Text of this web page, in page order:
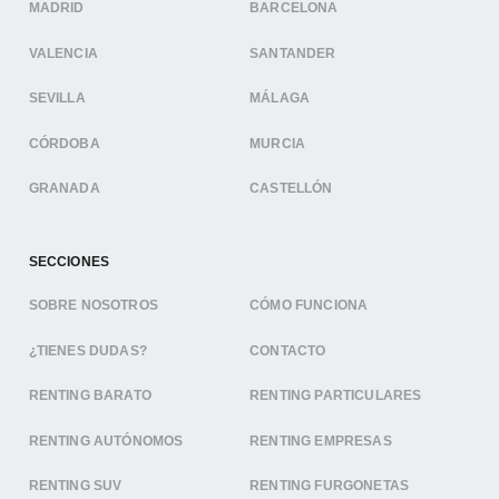
MADRID BARCELONA
VALENCIA SANTANDER
SEVILLA MÁLAGA
CÓRDOBA MURCIA
GRANADA CASTELLÓN
SECCIONES
SOBRE NOSOTROS CÓMO FUNCIONA
¿TIENES DUDAS? CONTACTO
RENTING BARATO RENTING PARTICULARES
RENTING AUTÓNOMOS RENTING EMPRESAS
RENTING SUV RENTING FURGONETAS